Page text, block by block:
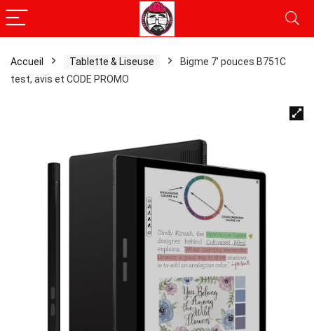
Accueil Tablette & Liseuse
Bigme 7′ pouces B751C
test, avis et CODE PROMO